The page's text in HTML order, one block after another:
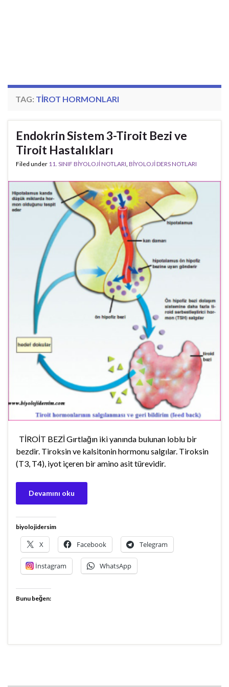
TAG: TIROT HORMONLARI
Endokrin Sistem 3-Tiroit Bezi ve
Tiroit Hastalıkları
Filed under 11. SINIF BİYOLOJİ NOTLARI, BİYOLOJİ DERS NOTLARI
TİROİT BEZİ Gırtlağın iki yanında bulunan loblu bir
bezdir. Tiroksin ve kalsitonin hormonu salgılar. Tiroksin
(T3, T4), iyot içeren bir amino asit türevidir.
Devamını oku
biyolojidersim
X Facebook Telegram
İnstagram WhatsApp
Bunu beğen: